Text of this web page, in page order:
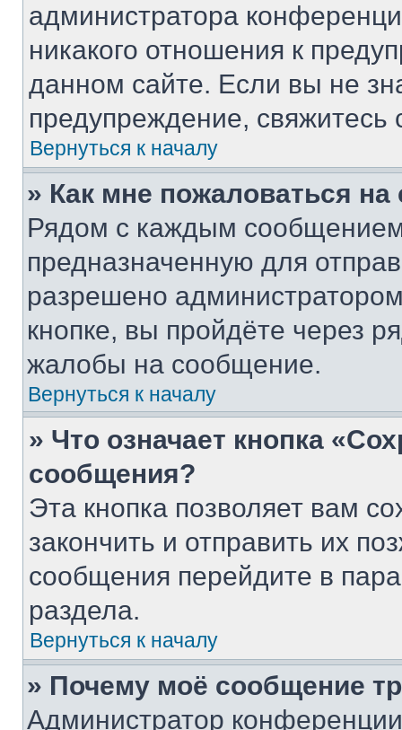
администратора
никакого отношения к
данном сайте. Если вы не
предупреждение,
Вернуться к началу
» Как мне пожаловаться
Рядом с каждым сообщением
предназначенную для
разрешено
кнопке, вы пройдёте через
жалобы на сообщение.
Вернуться к началу
» Что означает кнопка
сообщения?
Эта кнопка позволяет вам
закончить и отправить их
сообщения перейдите в
раздела.
Вернуться к началу
» Почему моё сообщение
Администратор